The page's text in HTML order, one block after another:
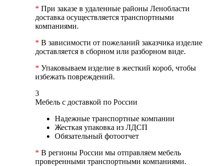
* При заказе в удаленные районы Ленобласти
доставка осуществляется транспортными
компаниями.
* В зависимости от пожеланий заказчика изделие
доставляется в сборном или разборном виде.
* Упаковываем изделие в жесткий короб, чтобы
избежать повреждений.
3
Мебель с доставкой по России
Надежные транспортные компании
Жесткая упаковка из ЛДСП
Обязательный фотоотчет
* В регионы России мы отправляем мебель
проверенными транспортными компаниями.